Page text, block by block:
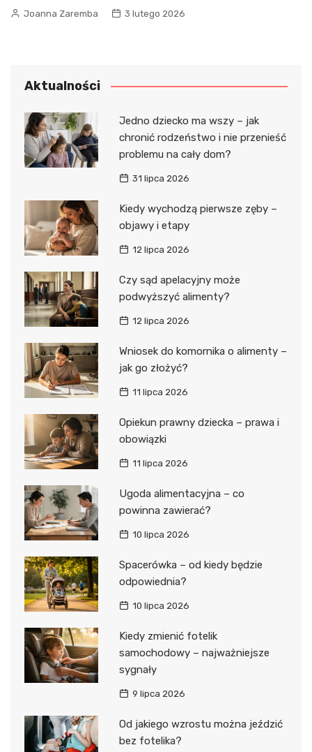
Joanna Zaremba 3 lutego 2026
Aktualności
Jedno dziecko ma wszy – jak
chronić rodzeństwo i nie przenieść
problemu na cały dom?
31 lipca 2026
Kiedy wychodzą pierwsze zęby –
objawy i etapy
12 lipca 2026
Czy sąd apelacyjny może
podwyższyć alimenty?
12 lipca 2026
Wniosek do komornika o alimenty –
jak go złożyć?
11 lipca 2026
Opiekun prawny dziecka – prawa i
obowiązki
11 lipca 2026
Ugoda alimentacyjna – co
powinna zawierać?
10 lipca 2026
Spacerówka – od kiedy będzie
odpowiednia?
10 lipca 2026
Kiedy zmienić fotelik
samochodowy – najważniejsze
sygnały
9 lipca 2026
Od jakiego wzrostu można jeździć
bez fotelika?